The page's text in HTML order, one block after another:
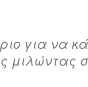
για να
μιλώντας